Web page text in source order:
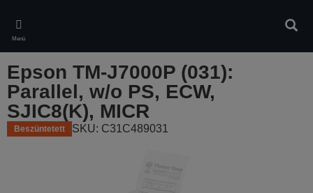
main
content
Menü
Epson TM-J7000P (031):
Parallel, w/o PS, ECW,
SJIC8(K), MICR
Beszüntetett SKU: C31C489031